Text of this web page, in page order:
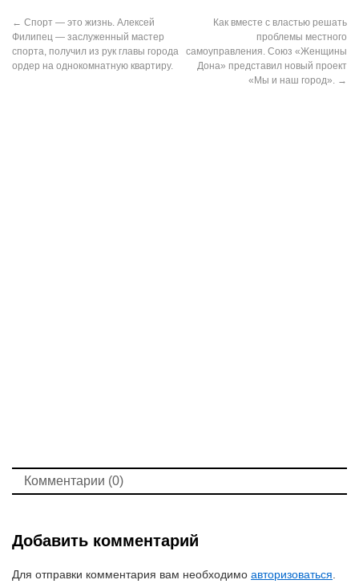
← Спорт — это жизнь. Алексей
Филипец — заслуженный мастер
спорта, получил из рук главы города
ордер на однокомнатную квартиру.
Как вместе с властью решать
проблемы местного
самоуправления. Союз «Женщины
Дона» представил новый проект
«Мы и наш город». →
Комментарии (0)
Добавить комментарий
Для отправки комментария вам необходимо авторизоваться.